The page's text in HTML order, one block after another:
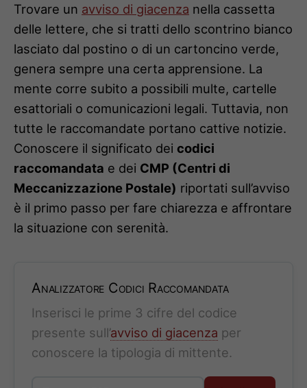
Trovare un avviso di giacenza nella cassetta
delle lettere, che si tratti dello scontrino bianco
lasciato dal postino o di un cartoncino verde,
genera sempre una certa apprensione. La
mente corre subito a possibili multe, cartelle
esattoriali o comunicazioni legali. Tuttavia, non
tutte le raccomandate portano cattive notizie.
Conoscere il significato dei codici
raccomandata e dei CMP (Centri di
Meccanizzazione Postale) riportati sull’avviso
è il primo passo per fare chiarezza e affrontare
la situazione con serenità.
Analizzatore Codici Raccomandata
Inserisci le prime 3 cifre del codice
presente sull’avviso di giacenza per
conoscere la tipologia di mittente.